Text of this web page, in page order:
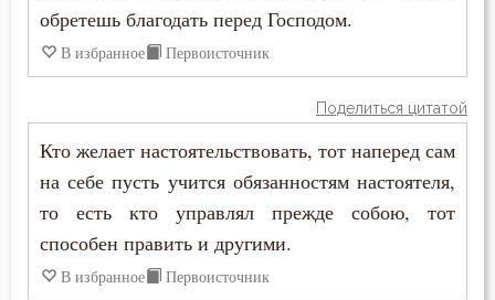
Одежда
Оправдание себя
Оставление Богом
Осуждение
обретешь благодать перед Господом.
В избранное Первоисточник
Поделиться цитатой
Кто желает настоятельствовать, тот наперед сам
на себе пусть учится обязанностям настоятеля,
то есть кто управлял прежде собою, тот
способен править и другими.
В избранное Первоисточник